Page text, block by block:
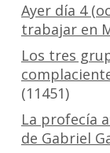
Ayer día 4
trabajar en
Los tres
(11451)
La profecía
de Gabriel